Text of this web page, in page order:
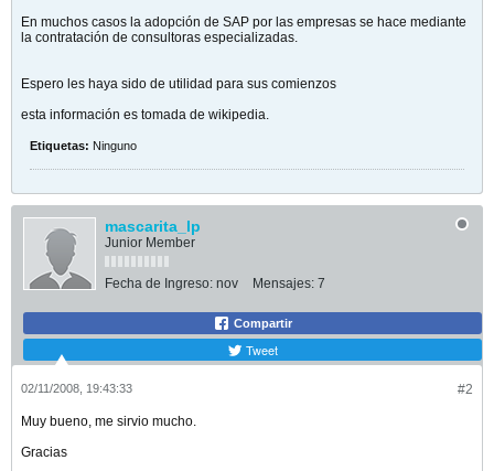
En muchos casos la adopción de SAP por las empresas se hace mediante
la contratación de consultoras especializadas.
Espero les haya sido de utilidad para sus comienzos
esta información es tomada de wikipedia.
Etiquetas: Ninguno
mascarita_lp
Junior Member
Fecha de Ingreso: nov Mensajes: 7
Compartir
Tweet
#2
02/11/2008, 19:43:33
Muy bueno, me sirvio mucho.
Gracias